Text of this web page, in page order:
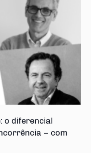
o diferencial
– com